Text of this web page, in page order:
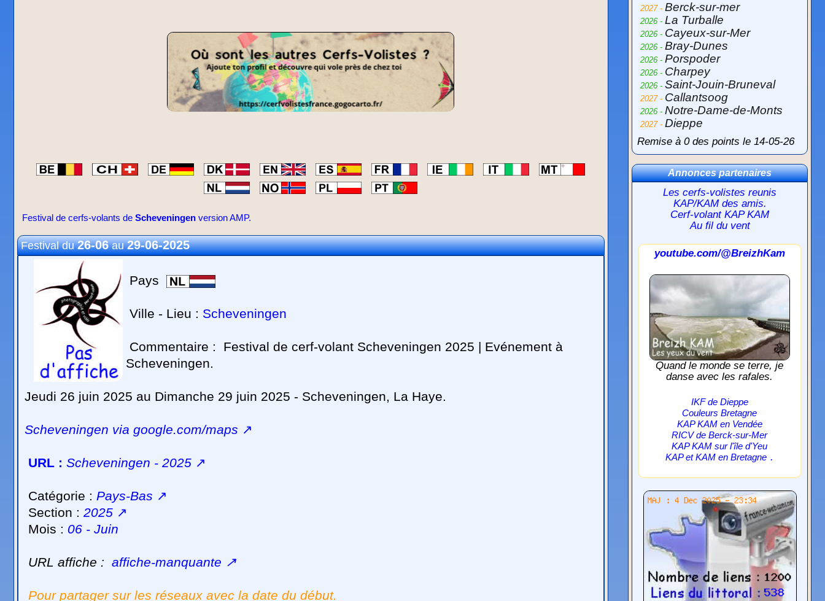
Festival de cerfs-volants de Scheveningen version AMP.
Festival du26-06au29-06-2025
Pays
Ville - Lieu : Scheveningen
Commentaire :
Festival de cerf-volant Scheveningen 2025 | Evénement à
Scheveningen.
Jeudi 26 juin 2025 au Dimanche 29 juin 2025 - Scheveningen, La Haye.
Scheveningen via google.com/maps ↗
URL : Scheveningen - 2025 ↗
Catégorie : Pays-Bas ↗
Section : 2025 ↗
Mois : 06 - Juin
URL affiche : affiche-manquante ↗
Pour partager sur les réseaux avec la date du début.
2027 - Berck-sur-mer
2026 - La Turballe
2026 - Cayeux-sur-Mer
2026 - Bray-Dunes
2026 - Porspoder
2026 - Charpey
2026 - Saint-Jouin-Bruneval
2027 - Callantsoog
2026 - Notre-Dame-de-Monts
2027 - Dieppe
Remise à 0 des points le 14-05-26
Annonces partenaires
Les cerfs-volistes reunis
KAP/KAM des amis.
Cerf-volant KAP KAM
Au fil du vent
youtube.com/@BreizhKam
Quand le monde se terre, je
danse avec les rafales.
IKF de Dieppe
Couleurs Bretagne
KAP KAM en Vendée
RICV de Berck-sur-Mer
KAP KAM sur l'île d'Yeu
KAP et KAM en Bretagne .